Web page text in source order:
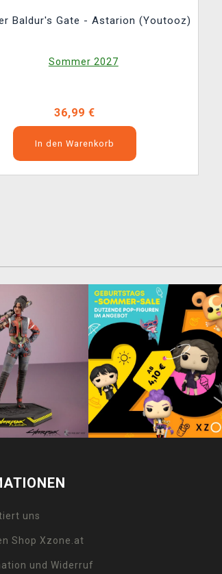
Baldur's Gate - Astarion (Youtooz)
Sommer 2027
36,99 €
In den Warenkorb
uns
Shop Xzone.at
und Widerruf